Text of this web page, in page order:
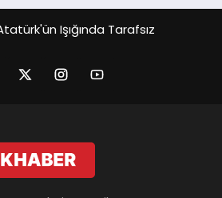
Işığında Tarafsız